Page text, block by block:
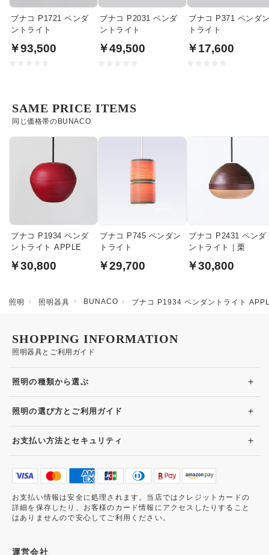
ブナコ P1721 ペンダ
ントライト
￥93,500
ブナコ P2031 ペンダ
ントライト
￥49,500
ブナコ P371 ペンダ
トライト
￥17,600
同じ価格帯のBUNACO
SAME PRICE ITEMS
ブナコ P1934 ペンダ
ントライト APPLE
￥30,800
ブナコ P745 ペンダン
トライト
￥29,700
ブナコ P2431 ペンダ
ントライト｜栗
￥30,800
照明 照明器具 BUNACO ブナコ P1934 ペンダントライト
照明器具とご利用ガイド
SHOPPING INFORMATION
照明の種類から選ぶ +
照明の選び方とご利用ガイド +
お支払い方法とセキュリティ +
お支払い情報は安全に処理されます。当店ではクレジットカードの
詳細を保存したり、お客様のカード情報にアクセスしたりすること
はありませんので安心してご利用ください。
運営会社